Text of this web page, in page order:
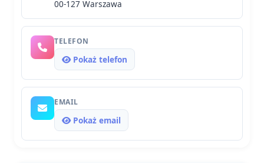
00-127 Warszawa
TELEFON
Pokaż telefon
EMAIL
Pokaż email